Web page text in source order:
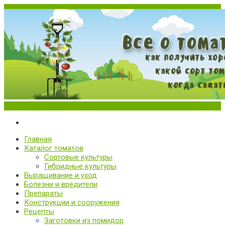
Все о томатах. Выращивание томатов. Сорта и рассада.
Выращивание и уход за томатами
Главная
Каталог томатов
Сортовые культуры
Гибридные культуры
Выращивание и уход
Болезни и вредители
Препараты
Конструкции и сооружения
Рецепты
Заготовки из помидор